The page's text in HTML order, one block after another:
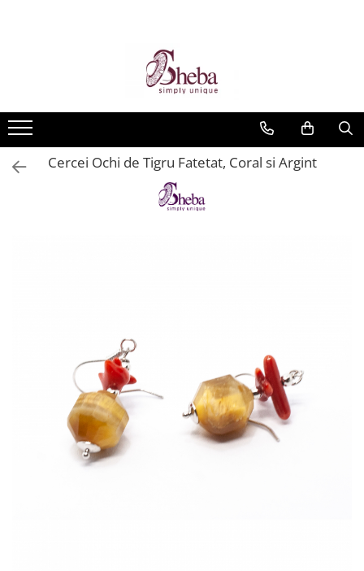
Cercei Ochi de Tigru Fatetat, Coral si Argint